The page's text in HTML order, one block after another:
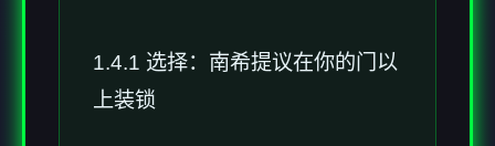
1.4.1 选择：南希提议在你的门以
上装锁